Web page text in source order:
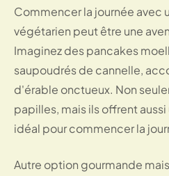
Commencer la journée avec
végétarien peut être une
Imaginez des pancakes
saupoudrés de cannelle,
d'érable onctueux. Non
papilles, mais ils offrent
idéal pour commencer la
Autre option gourmande